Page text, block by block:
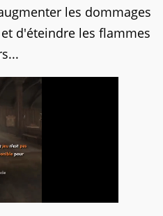
les dommages
d'éteindre les flammes